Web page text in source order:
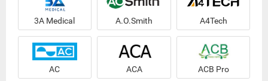
3A Medical A.O.Smith A4Tech
AC ACA ACB Pro